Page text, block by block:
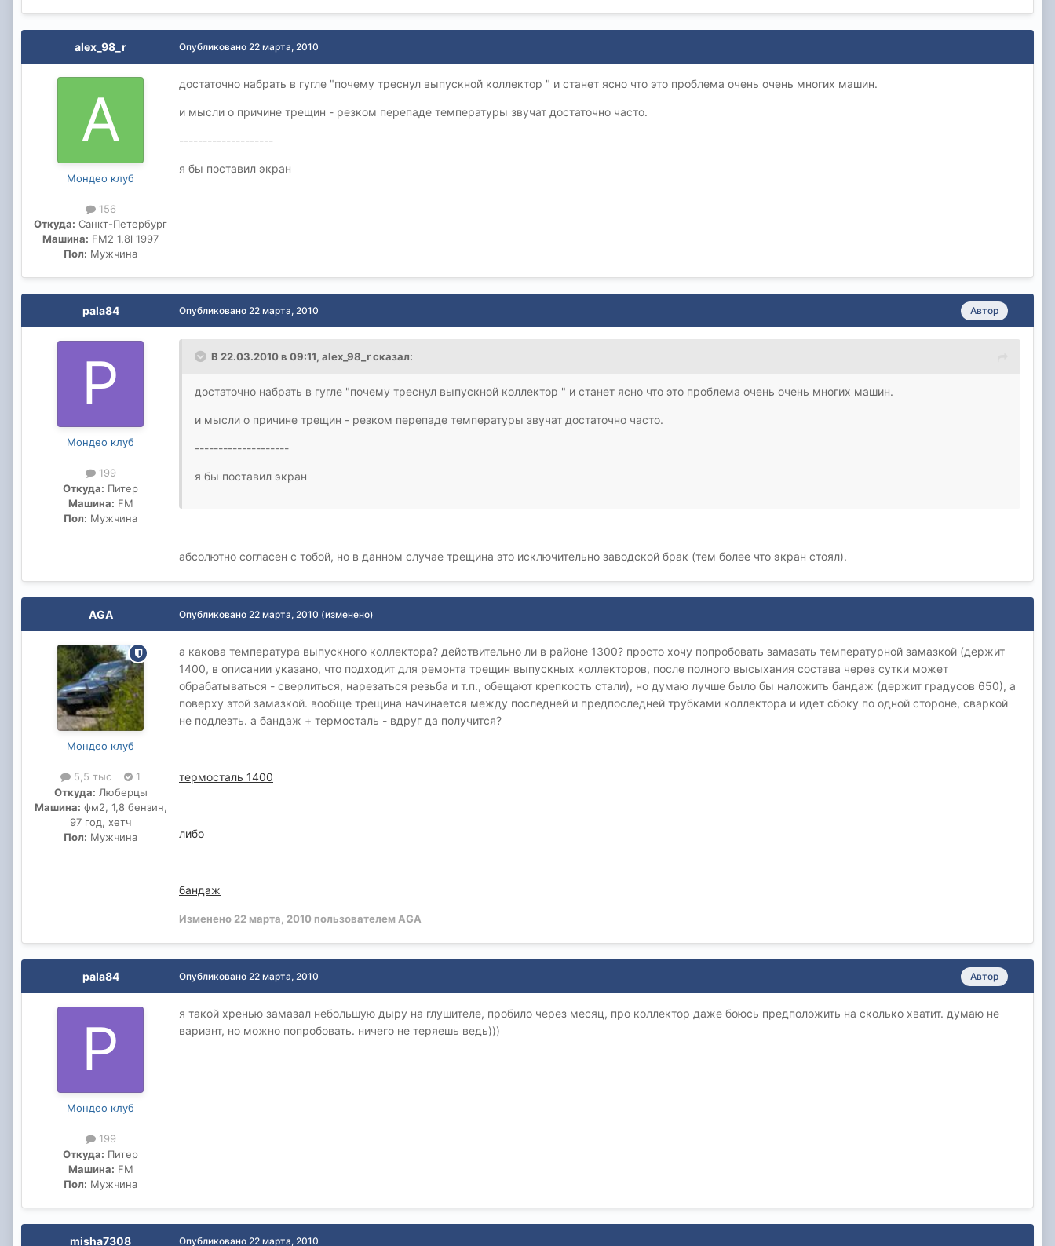
alex_98_r
Мондео клуб
156
Откуда: Санкт-Петербург
Машина: FM2 1.8l 1997
Пол: Мужчина
Опубликовано 22 марта, 2010
достаточно набрать в гугле "почему треснул выпускной коллектор " и станет ясно что это проблема очень очень многих машин.
и мысли о причине трещин - резком перепаде температуры звучат достаточно часто.
--------------------
я бы поставил экран
pala84
Мондео клуб
199
Откуда: Питер
Машина: FM
Пол: Мужчина
Автор
Опубликовано 22 марта, 2010
В 22.03.2010 в 09:11, alex_98_r сказал:
достаточно набрать в гугле "почему треснул выпускной коллектор " и станет ясно что это проблема очень очень многих машин.
и мысли о причине трещин - резком перепаде температуры звучат достаточно часто.
--------------------
я бы поставил экран
абсолютно согласен с тобой, но в данном случае трещина это исключительно заводской брак (тем более что экран стоял).
AGA
Мондео клуб
5,5 тыс
1
Откуда: Люберцы
Машина: фм2, 1,8 бензин,
97 год, хетч
Пол: Мужчина
Опубликовано 22 марта, 2010 (изменено)
а какова температура выпускного коллектора? действительно ли в районе 1300? просто хочу попробовать замазать температурной замазкой (держит
1400, в описании указано, что подходит для ремонта трещин выпускных коллекторов, после полного высыхания состава через сутки может
обрабатываться - сверлиться, нарезаться резьба и т.п., обещают крепкость стали), но думаю лучше было бы наложить бандаж (держит градусов 650), а
поверху этой замазкой. вообще трещина начинается между последней и предпоследней трубками коллектора и идет сбоку по одной стороне, сваркой
не подлезть. а бандаж + термосталь - вдруг да получится?
термосталь 1400
либо
бандаж
Изменено 22 марта, 2010 пользователем AGA
pala84
Мондео клуб
199
Откуда: Питер
Машина: FM
Пол: Мужчина
Автор
Опубликовано 22 марта, 2010
я такой хренью замазал небольшую дыру на глушителе, пробило через месяц, про коллектор даже боюсь предположить на сколько хватит. думаю не
вариант, но можно попробовать. ничего не теряешь ведь)))
misha7308 Опубликовано 22 марта, 2010